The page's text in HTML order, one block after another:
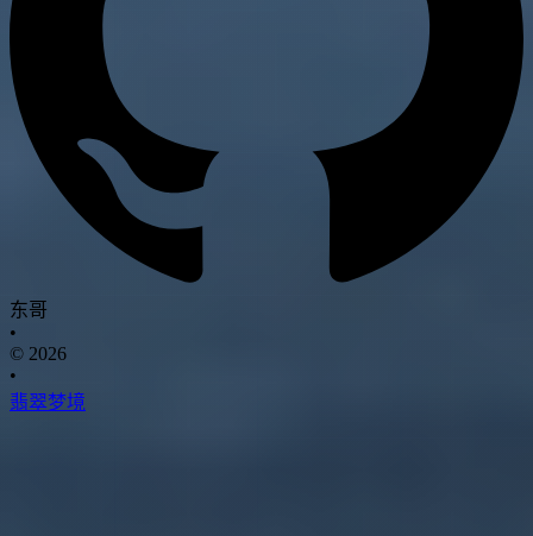
东哥
•
© 2026
•
翡翠梦境